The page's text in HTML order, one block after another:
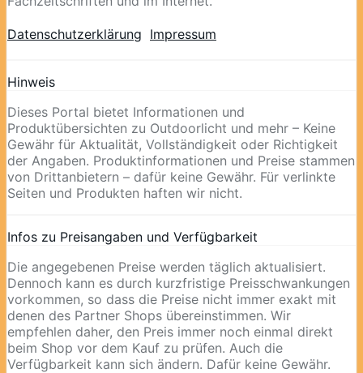
Datenschutzerklärung Impressum
Hinweis
Dieses Portal bietet Informationen und
Produktübersichten zu Outdoorlicht und mehr – Keine
Gewähr für Aktualität, Vollständigkeit oder Richtigkeit
der Angaben. Produktinformationen und Preise stammen
von Drittanbietern – dafür keine Gewähr. Für verlinkte
Seiten und Produkten haften wir nicht.
Infos zu Preisangaben und Verfügbarkeit
Die angegebenen Preise werden täglich aktualisiert.
Dennoch kann es durch kurzfristige Preisschwankungen
vorkommen, so dass die Preise nicht immer exakt mit
denen des Partner Shops übereinstimmen. Wir
empfehlen daher, den Preis immer noch einmal direkt
beim Shop vor dem Kauf zu prüfen. Auch die
Verfügbarkeit kann sich ändern. Dafür keine Gewähr.